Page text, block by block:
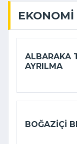
EKONOMI
ALBARAKA
AYRILMA
BOĞAZIÇI